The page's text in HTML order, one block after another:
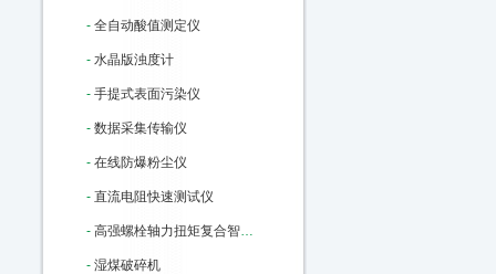
- 全自动酸值测定仪
- 水晶版浊度计
- 手提式表面污染仪
- 数据采集传输仪
- 在线防爆粉尘仪
- 直流电阻快速测试仪
- 高强螺栓轴力扭矩复合智能检测仪
- 湿煤破碎机